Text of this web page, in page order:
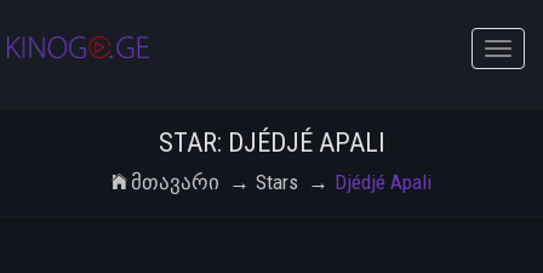
Toggle
STAR: DJÉDJÉ APALI
Მთავარი Stars Djédjé Apali